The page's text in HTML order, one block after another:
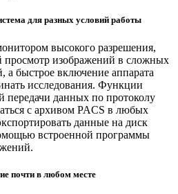
для разных условий работы
высокого разрешения,
изображений в сложных
а быстрое включение аппарата
исследования. Функции
передачи данных по протоколу
с архивом PACS в любых
данные на диск
встроенной программы
почти в любом месте